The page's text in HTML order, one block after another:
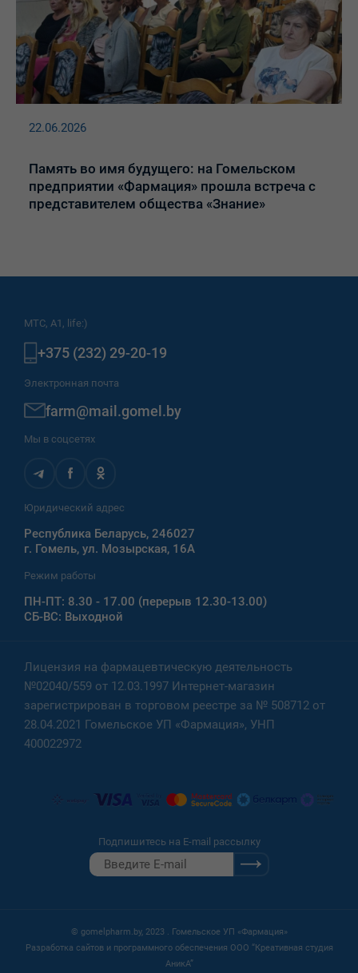
22.06.2026
Память во имя будущего: на Гомельском
предприятии «Фармация» прошла встреча с
представителем общества «Знание»
МТС, A1, life:)
+375 (232) 29-20-19
Электронная почта
farm@mail.gomel.by
Мы в соцсетях
Юридический адрес
Республика Беларусь, 246027
г. Гомель, ул. Мозырская, 16А
Режим работы
ПН-ПТ: 8.30 - 17.00 (перерыв 12.30-13.00)
СБ-ВС: Выходной
Лицензия на фармацевтическую деятельность
№02040/559 от 12.03.1997 Интернет-магазин
зарегистрирован в торговом реестре за № 508712 от
28.04.2021 Гомельское УП «Фармация», УНП
400022972
Подпишитесь на E-mail рассылку
© gomelpharm.by, 2023 . Гомельское УП «Фармация»
Разработка сайтов и программного обеспечения ООО “Креативная студия
АникА”